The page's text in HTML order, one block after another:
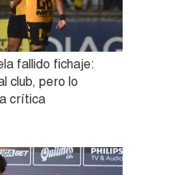
fallido fichaje:
club, pero lo
crítica